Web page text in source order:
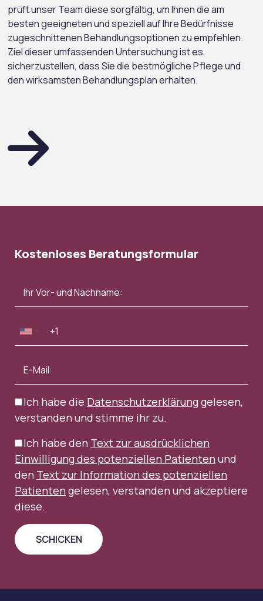
prüft unser Team diese sorgfältig, um Ihnen die am
besten geeigneten und speziell auf Ihre Bedürfnisse
zugeschnittenen Behandlungsoptionen zu empfehlen.
Ziel dieser umfassenden Untersuchung ist es,
sicherzustellen, dass Sie die bestmögliche Pflege und
den wirksamsten Behandlungsplan erhalten.
Kostenloses Beratungsformular
Ich habe die Datenschutzerklärunggelesen,
verstanden und stimme ihr zu.
Ich habe den Text zur ausdrücklichen
Einwilligung des potenziellen Patienten und
den Text zur Information des potenziellen
Patienten gelesen, verstanden und akzeptiere
diese.